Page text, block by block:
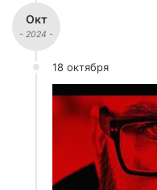
Окт
- 2024 -
18 октября